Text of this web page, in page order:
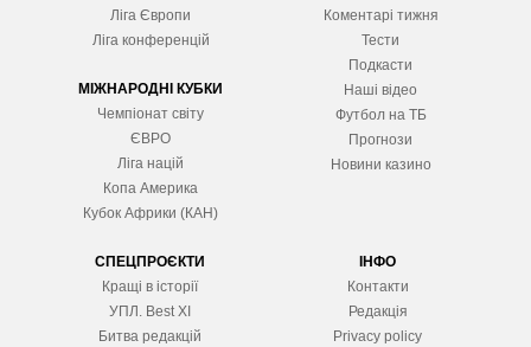
Ліга Європи
Ліга конференцій
МІЖНАРОДНІ КУБКИ
Чемпіонат світу
ЄВРО
Ліга націй
Копа Америка
Кубок Африки (КАН)
Коментарі тижня
Тести
Подкасти
Наші відео
Футбол на ТБ
Прогнози
Новини казино
СПЕЦПРОЄКТИ
Кращі в історії
УПЛ. Best XІ
Битва редакцій
ІНФО
Контакти
Редакція
Privacy policy